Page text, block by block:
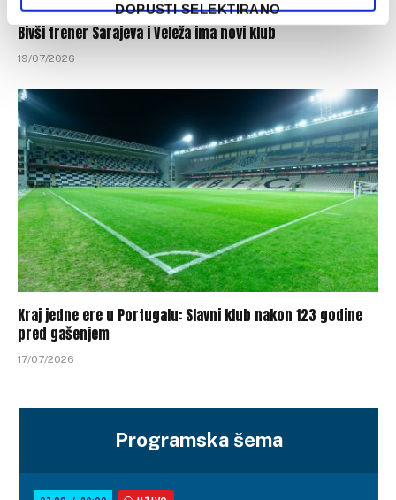
DOPUSTI SELEKTIRANO
Bivši trener Sarajeva i Veleža ima novi klub
19/07/2026
Kraj jedne ere u Portugalu: Slavni klub nakon 123 godine
pred gašenjem
17/07/2026
Programska šema